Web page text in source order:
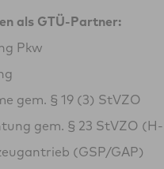
als GTÜ-Partner:
Pkw
gem. § 19 (3) StVZO
gem. § 23 StVZO
(GSP/GAP)